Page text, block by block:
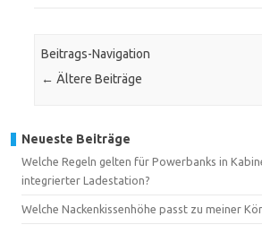
Beitrags-Navigation
← Ältere Beiträge
Neueste Beiträge
Welche Regeln gelten für Powerbanks in
integrierter Ladestation?
Welche Nackenkissenhöhe passt zu meiner